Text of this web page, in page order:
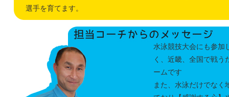
選手を育てます。
水泳競技大会にも参加
く、近畿、全国で戦う
ームです
また、水泳だけでなく